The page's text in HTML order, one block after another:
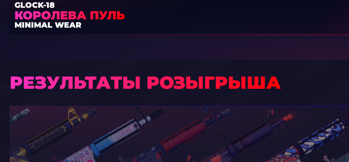
GLOCK-18
КОРОЛЕВА ПУЛЬ
MINIMAL WEAR
РЕЗУЛЬТАТЫ РОЗЫГРЫША